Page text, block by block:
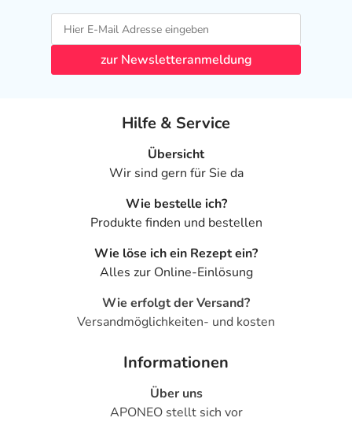
zur Newsletteranmeldung
Hilfe & Service
Übersicht
Wir sind gern für Sie da
Wie bestelle ich?
Produkte finden und bestellen
Wie löse ich ein Rezept ein?
Alles zur Online-Einlösung
Wie erfolgt der Versand?
Versandmöglichkeiten- und kosten
Informationen
Über uns
APONEO stellt sich vor